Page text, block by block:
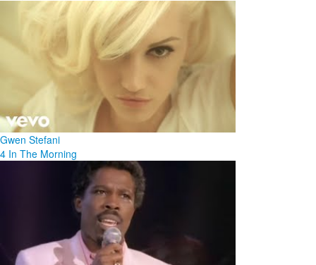
Gwen Stefani
4 In The Morning